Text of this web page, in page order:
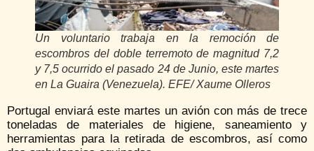
Un voluntario trabaja en la remoción de
escombros del doble terremoto de magnitud 7,2
y 7,5 ocurrido el pasado 24 de Junio, este martes
en La Guaira (Venezuela). EFE/ Xaume Olleros
Portugal enviará este martes un avión con más de trece
toneladas de materiales de higiene, saneamiento y
herramientas para la retirada de escombros, así como